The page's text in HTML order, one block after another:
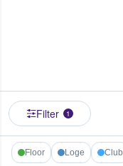
Filter 1
Floor Loge Club